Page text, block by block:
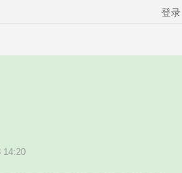
登录
14:20